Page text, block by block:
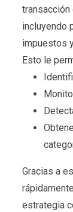
transacción
incluyendo
impuestos
Esto le
Gracias a
estrategia